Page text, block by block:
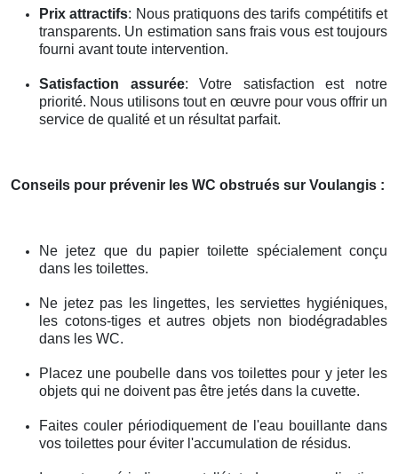
Prix attractifs: Nous pratiquons des tarifs compétitifs et
transparents. Un estimation sans frais vous est toujours
fourni avant toute intervention.
Satisfaction assurée: Votre satisfaction est notre
priorité. Nous utilisons tout en œuvre pour vous offrir un
service de qualité et un résultat parfait.
Conseils pour prévenir les WC obstrués sur Voulangis :
Ne jetez que du papier toilette spécialement conçu
dans les toilettes.
Ne jetez pas les lingettes, les serviettes hygiéniques,
les cotons-tiges et autres objets non biodégradables
dans les WC.
Placez une poubelle dans vos toilettes pour y jeter les
objets qui ne doivent pas être jetés dans la cuvette.
Faites couler périodiquement de l'eau bouillante dans
vos toilettes pour éviter l'accumulation de résidus.